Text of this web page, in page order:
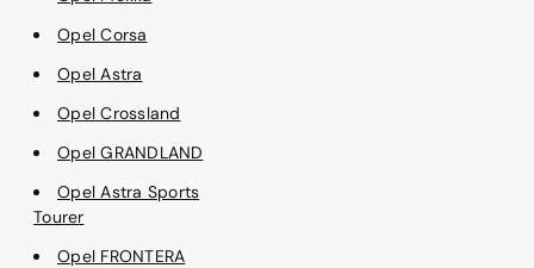
Opel Corsa
Opel Astra
Opel Crossland
Opel GRANDLAND
Opel Astra Sports
Tourer
Opel FRONTERA